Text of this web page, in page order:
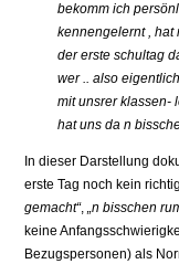
bekomm ich
kennengelernt , hat
der erste schultag
wer .. also
mit unsrer klassen-
hat uns da n
In dieser Darstellung
erste Tag noch kein
gemacht“,„n bisschen
keine
Bezugspersonen) als